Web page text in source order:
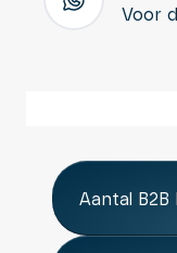
Voor
Aantal B2B